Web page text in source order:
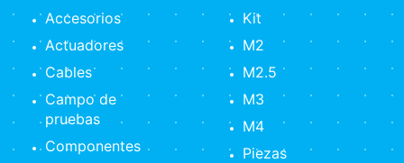
Accesorios
Actuadores
Cables
Campo de
pruebas
Componentes
Kit
M2
M2.5
M3
M4
Piezas